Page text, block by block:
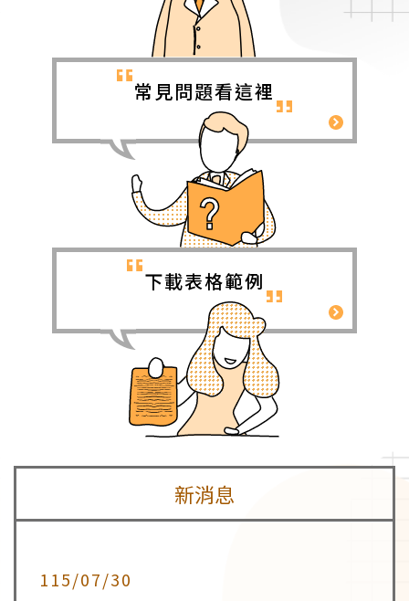
常見問題看這裡
下載表格範例
新消息
115/07/30